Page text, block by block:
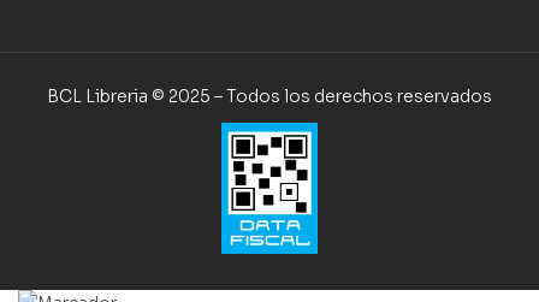
BCL Libreria © 2025 – Todos los derechos reservados